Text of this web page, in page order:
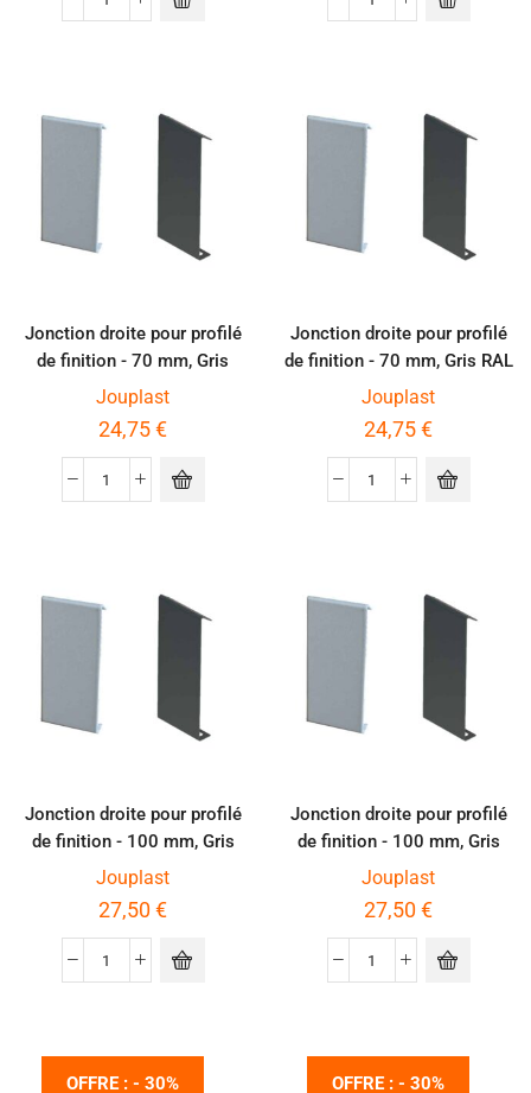
Jonction droite pour profilé
de finition - 70 mm, Gris
aluminium
Jouplast
24,75€
Jonction droite pour profilé
de finition - 70 mm, Gris RAL
7016
Jouplast
24,75€
Jonction droite pour profilé
de finition - 100 mm, Gris
aluminium
Jouplast
27,50€
Jonction droite pour profilé
de finition - 100 mm, Gris
RAL 7016
Jouplast
27,50€
OFFRE : - 30% OFFRE : - 30%